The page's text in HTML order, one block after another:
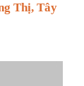
Thị, Tây